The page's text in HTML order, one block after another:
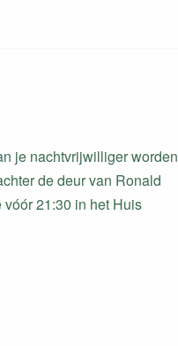
je nachtvrijwilliger worden
de deur van Ronald
21:30 in het Huis